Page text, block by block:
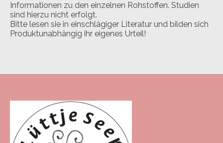
Informationen zu den einzelnen Rohstoffen. Studien
sind hierzu nicht erfolgt.
Bitte lesen sie in einschlägiger Literatur und bilden sich
Produktunabhängig ihr eigenes Urteil!